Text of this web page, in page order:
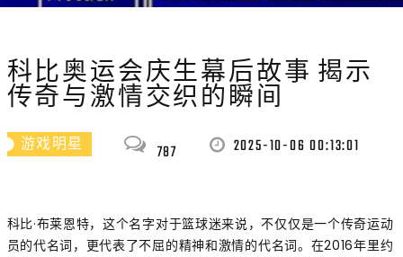
科比奥运会庆生幕后故事 揭示
传奇与激情交织的瞬间
游戏明星 787 2025-10-06 00:13:01
科比·布莱恩特，这个名字对于篮球迷来说，不仅仅是一个传奇运动
员的代名词，更代表了不屈的精神和激情的代名词。在2016年里约